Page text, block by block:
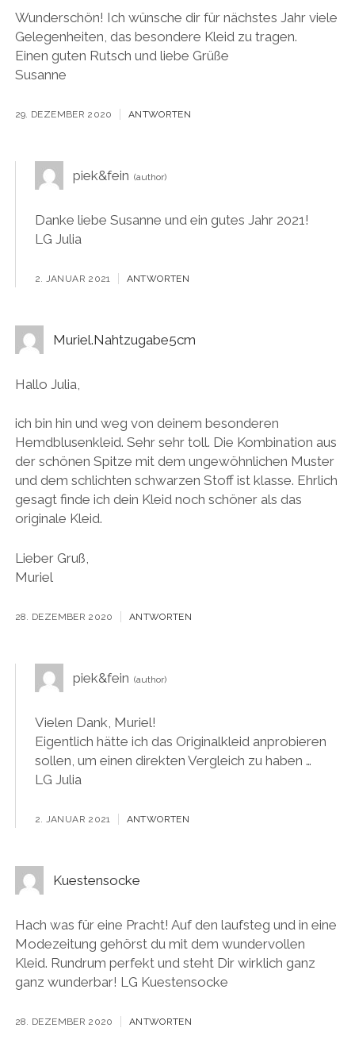
Wunderschön! Ich wünsche dir für nächstes Jahr viele
Gelegenheiten, das besondere Kleid zu tragen.
Einen guten Rutsch und liebe Grüße
Susanne
29. DEZEMBER 2020 ANTWORTEN
piek&fein
Danke liebe Susanne und ein gutes Jahr 2021!
LG Julia
2. JANUAR 2021 ANTWORTEN
Muriel.Nahtzugabe5cm
Hallo Julia,
ich bin hin und weg von deinem besonderen
Hemdblusenkleid. Sehr sehr toll. Die Kombination aus
der schönen Spitze mit dem ungewöhnlichen Muster
und dem schlichten schwarzen Stoff ist klasse. Ehrlich
gesagt finde ich dein Kleid noch schöner als das
originale Kleid.
Lieber Gruß,
Muriel
28. DEZEMBER 2020 ANTWORTEN
piek&fein
Vielen Dank, Muriel!
Eigentlich hätte ich das Originalkleid anprobieren
sollen, um einen direkten Vergleich zu haben …
LG Julia
2. JANUAR 2021 ANTWORTEN
Kuestensocke
Hach was für eine Pracht! Auf den laufsteg und in eine
Modezeitung gehörst du mit dem wundervollen
Kleid. Rundrum perfekt und steht Dir wirklich ganz
ganz wunderbar! LG Kuestensocke
28. DEZEMBER 2020 ANTWORTEN